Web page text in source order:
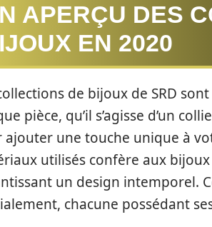
APERÇU DES
EN 2020
de bijoux de SRD
pièce, qu’il s’agisse d’un
ajouter une touche unique à
utilisés confère aux
un design intemporel.
chacune possédant